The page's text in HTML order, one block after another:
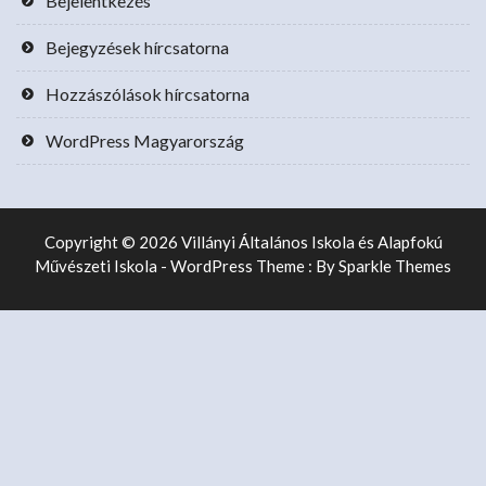
Bejegyzések hírcsatorna
Hozzászólások hírcsatorna
WordPress Magyarország
Copyright © 2026 Villányi Általános Iskola és Alapfokú
Művészeti Iskola - WordPress Theme : BySparkle Themes